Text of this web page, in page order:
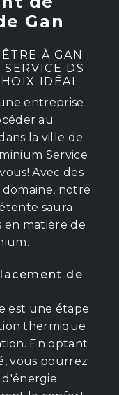
Gan
À GAN :
DS
IDÉAL
entreprise
au
la ville de
Service
Avec des
notre
saura
en matière de
de
est une étape
thermique
En optant
vous pourrez
d'énergie